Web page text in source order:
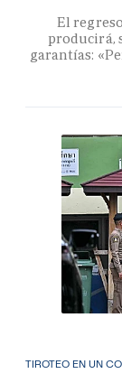
El
producirá,
garantías:
TIROTEO EN UN